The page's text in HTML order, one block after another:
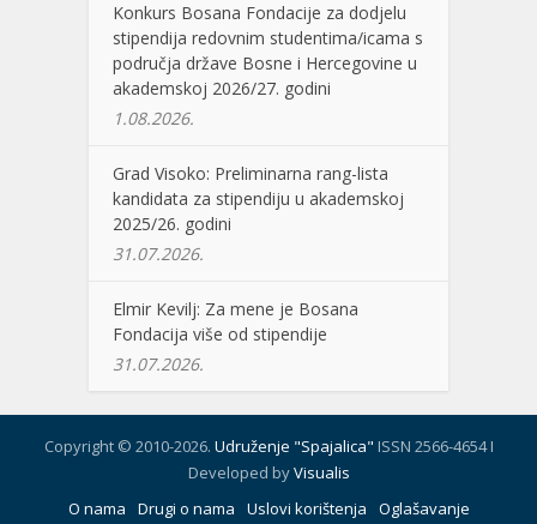
Konkurs Bosana Fondacije za dodjelu
stipendija redovnim studentima/icama s
područja države Bosne i Hercegovine u
akademskoj 2026/27. godini
1.08.2026.
Grad Visoko: Preliminarna rang-lista
kandidata za stipendiju u akademskoj
2025/26. godini
31.07.2026.
Elmir Kevilj: Za mene je Bosana
Fondacija više od stipendije
31.07.2026.
Copyright © 2010-2026. Udruženje "Spajalica" ISSN 2566-4654 I
Developed byVisualis
O nama
Drugi o nama Uslovi korištenja Oglašavanje